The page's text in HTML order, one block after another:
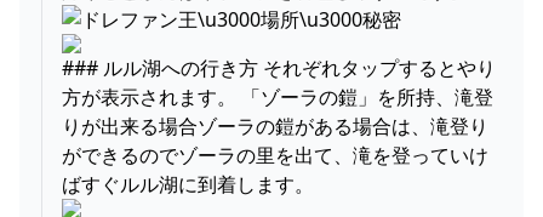
### ルル湖への行き方 それぞれタップするとやり
方が表示されます。 「ゾーラの鎧」を所持、滝登
りが出来る場合ゾーラの鎧がある場合は、滝登り
ができるのでゾーラの里を出て、滝を登っていけ
ばすぐルル湖に到着します。